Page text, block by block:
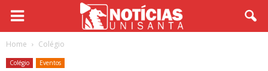
Home Colégio
Colégio Eventos